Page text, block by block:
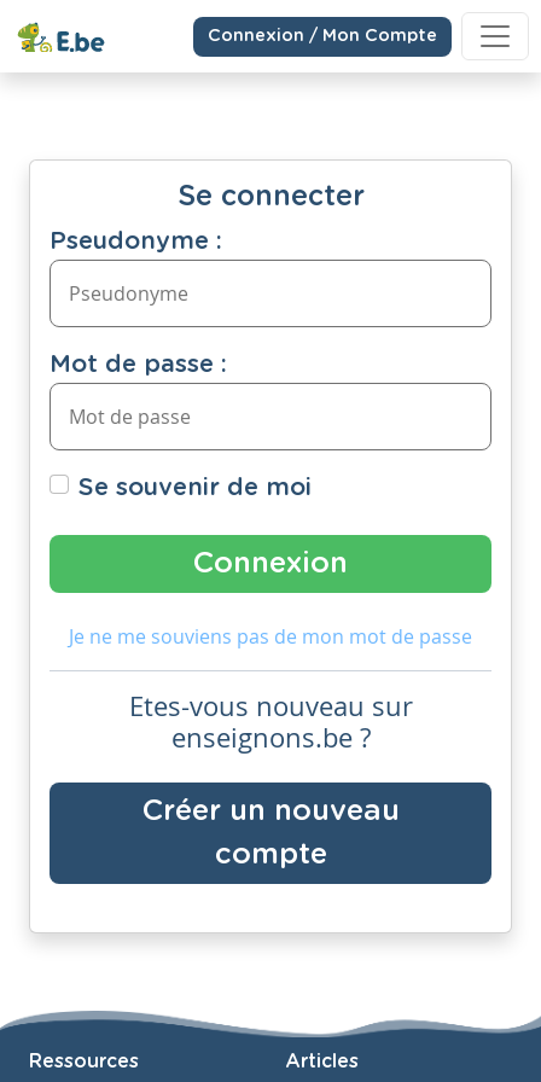
Connexion / Mon Compte
Se connecter
Pseudonyme :
Mot de passe :
Se souvenir de moi
Je ne me souviens pas de mon mot de passe
Etes-vous nouveau sur
enseignons.be ?
Créer un nouveau
compte
Ressources Articles